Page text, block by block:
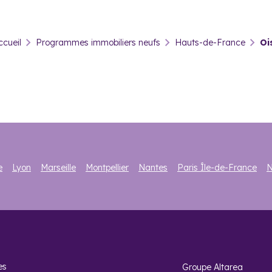
neuf dans l’Oise. Tout d’abord, le département possède des
Programmes immobiliers neufs Hauts-de-France
Lyon Marseille Montpellier Nantes Paris Île-de-France
Groupe Altarea